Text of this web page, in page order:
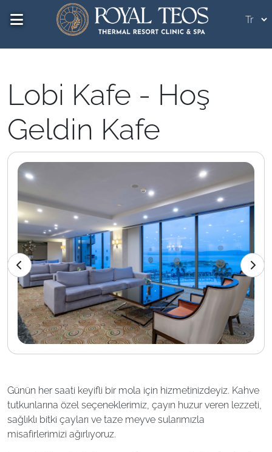
Lobi Kafe - Hoş
Geldin Kafe
Günün her saati keyifli bir mola için hizmetinizdeyiz. Kahve
tutkunlarına özel seçeneklerimiz, çayın huzur veren lezzeti,
sağlıklı bitki çayları ve taze meyve sularımızla
misafirlerimizi ağırlıyoruz.